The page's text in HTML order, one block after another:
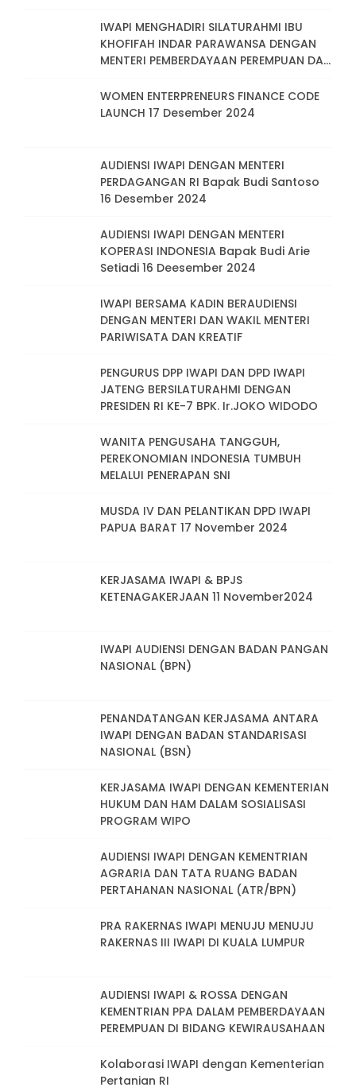
IWAPI MENGHADIRI SILATURAHMI IBU
KHOFIFAH INDAR PARAWANSA DENGAN
MENTERI PEMBERDAYAAN PEREMPUAN DAN
FAUZI
WOMEN ENTERPRENEURS FINANCE CODE
LAUNCH 17 Desember 2024
AUDIENSI IWAPI DENGAN MENTERI
PERDAGANGAN RI Bapak Budi Santoso
16 Desember 2024
AUDIENSI IWAPI DENGAN MENTERI
KOPERASI INDONESIA Bapak Budi Arie
Setiadi 16 Deesember 2024
IWAPI BERSAMA KADIN BERAUDIENSI
DENGAN MENTERI DAN WAKIL MENTERI
PARIWISATA DAN KREATIF
PENGURUS DPP IWAPI DAN DPD IWAPI
JATENG BERSILATURAHMI DENGAN
PRESIDEN RI KE-7 BPK. Ir.JOKO WIDODO
WANITA PENGUSAHA TANGGUH,
PEREKONOMIAN INDONESIA TUMBUH
MELALUI PENERAPAN SNI
MUSDA IV DAN PELANTIKAN DPD IWAPI
PAPUA BARAT 17 November 2024
KERJASAMA IWAPI & BPJS
KETENAGAKERJAAN 11 November2024
IWAPI AUDIENSI DENGAN BADAN PANGAN
NASIONAL (BPN)
PENANDATANGAN KERJASAMA ANTARA
IWAPI DENGAN BADAN STANDARISASI
NASIONAL (BSN)
KERJASAMA IWAPI DENGAN KEMENTERIAN
HUKUM DAN HAM DALAM SOSIALISASI
PROGRAM WIPO
AUDIENSI IWAPI DENGAN KEMENTRIAN
AGRARIA DAN TATA RUANG BADAN
PERTAHANAN NASIONAL (ATR/BPN)
PRA RAKERNAS IWAPI MENUJU MENUJU
RAKERNAS III IWAPI DI KUALA LUMPUR
AUDIENSI IWAPI & ROSSA DENGAN
KEMENTRIAN PPA DALAM PEMBERDAYAAN
PEREMPUAN DI BIDANG KEWIRAUSAHAAN
Kolaborasi IWAPI dengan Kementerian
Pertanian RI